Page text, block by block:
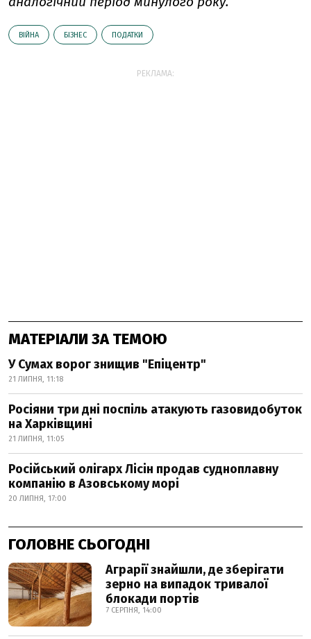
ВІЙНА БІЗНЕС ПОДАТКИ
РЕКЛАМА:
МАТЕРІАЛИ ЗА ТЕМОЮ
У Сумах ворог знищив "Епіцентр"
21 ЛИПНЯ, 11:18
Росіяни три дні поспіль атакують газовидобуток
на Харківщині
21 ЛИПНЯ, 11:05
Російський олігарх Лісін продав судноплавну
компанію в Азовському морі
20 ЛИПНЯ, 17:00
ГОЛОВНЕ СЬОГОДНІ
Аграрії знайшли, де зберігати
зерно на випадок тривалої
блокади портів
7 СЕРПНЯ, 14:00